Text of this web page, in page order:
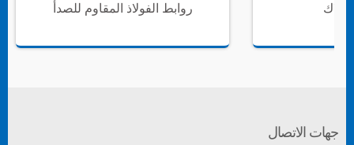
روابط الفولاذ المقاوم للصدأ
جهات الاتصال